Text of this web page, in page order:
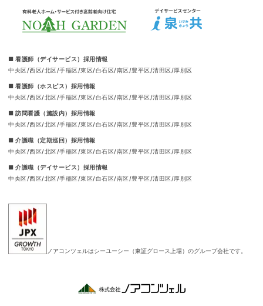
■ 介護職（定期巡回）採用情報
中央区 西区 北区 手稲区 東区 白石区 南区 豊平区 清田区 厚別区
■ 介護職（デイサービス）採用情報
中央区 西区 北区 手稲区 東区 白石区 南区 豊平区 清田区 厚別区
■ 訪問看護（施設内）採用情報
中央区 西区 北区 手稲区 東区 白石区 南区 豊平区 清田区 厚別区
■ 看護師（デイサービス）採用情報
中央区 西区 北区 手稲区 東区 白石区 南区 豊平区 清田区 厚別区
■ 看護師（ホスピス）採用情報
中央区 西区 北区 手稲区 東区 白石区 南区 豊平区 清田区 厚別区
ノアコンツェルはシーユーシー（東証グロース上場）のグループ会社です。